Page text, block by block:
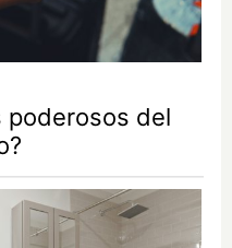
poderosos del